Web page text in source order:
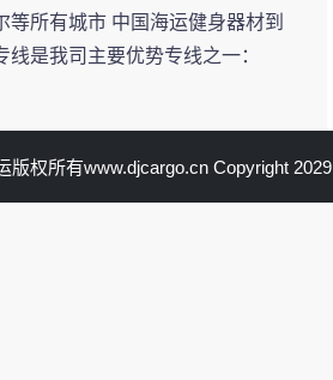
等所有城市 中国海运健身器材到
线是我司主要优势专线之一：
版权所有www.djcargo.cn Copyright 2029